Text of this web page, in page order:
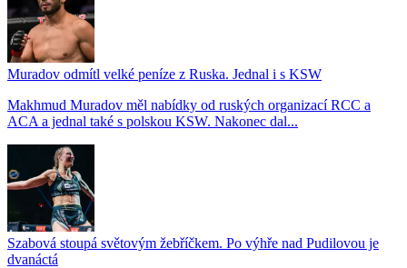
Muradov odmítl velké peníze z Ruska. Jednal i s KSW
Makhmud Muradov měl nabídky od ruských organizací RCC a
ACA a jednal také s polskou KSW. Nakonec dal...
Szabová stoupá světovým žebříčkem. Po výhře nad Pudilovou je
dvanáctá